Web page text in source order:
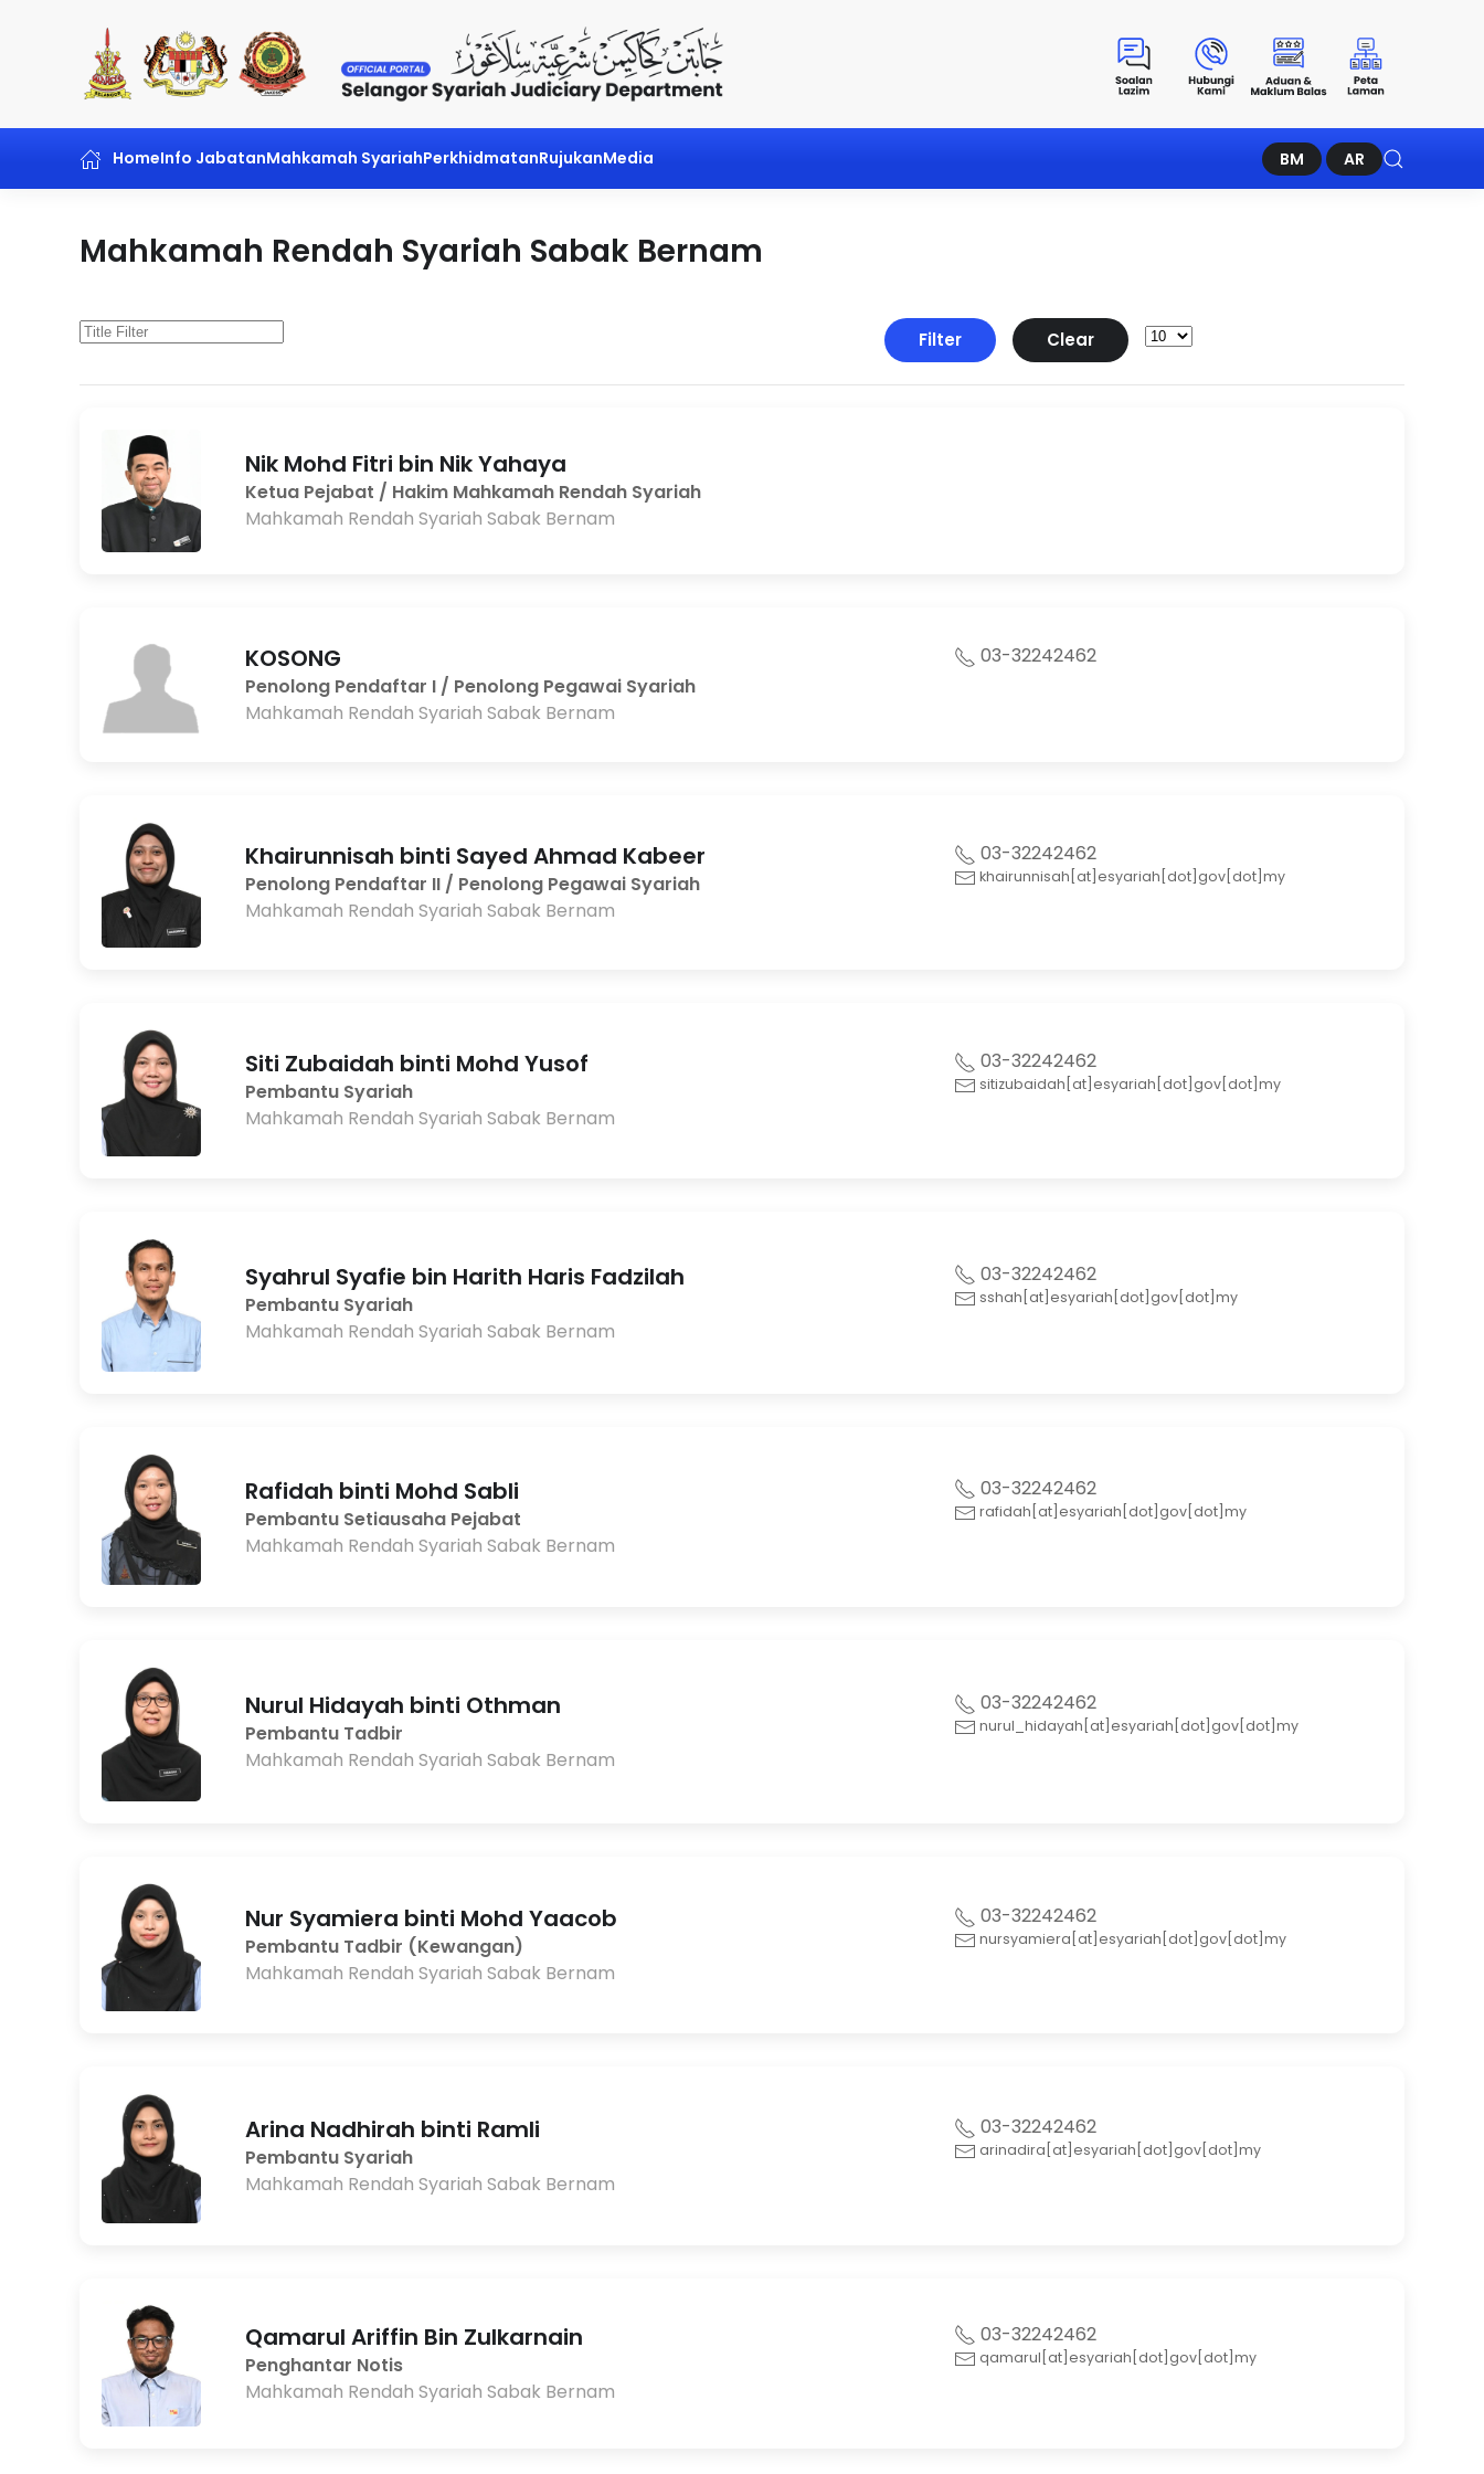
Skip to main content
HomeInfo JabatanMahkamah SyariahPerkhidmatanRujukanMedia BM AR
Mahkamah Rendah Syariah Sabak Bernam
Filter Clear
Nik Mohd Fitri bin Nik Yahaya
Ketua Pejabat / Hakim Mahkamah Rendah Syariah
Mahkamah Rendah Syariah Sabak Bernam
KOSONG
Penolong Pendaftar I / Penolong Pegawai Syariah
Mahkamah Rendah Syariah Sabak Bernam
03-32242462
Khairunnisah binti Sayed Ahmad Kabeer
Penolong Pendaftar II / Penolong Pegawai Syariah
Mahkamah Rendah Syariah Sabak Bernam
03-32242462
khairunnisah[at]esyariah[dot]gov[dot]my
Siti Zubaidah binti Mohd Yusof
Pembantu Syariah
Mahkamah Rendah Syariah Sabak Bernam
03-32242462
sitizubaidah[at]esyariah[dot]gov[dot]my
Syahrul Syafie bin Harith Haris Fadzilah
Pembantu Syariah
Mahkamah Rendah Syariah Sabak Bernam
03-32242462
sshah[at]esyariah[dot]gov[dot]my
Rafidah binti Mohd Sabli
Pembantu Setiausaha Pejabat
Mahkamah Rendah Syariah Sabak Bernam
03-32242462
rafidah[at]esyariah[dot]gov[dot]my
Nurul Hidayah binti Othman
Pembantu Tadbir
Mahkamah Rendah Syariah Sabak Bernam
03-32242462
nurul_hidayah[at]esyariah[dot]gov[dot]my
Nur Syamiera binti Mohd Yaacob
Pembantu Tadbir (Kewangan)
Mahkamah Rendah Syariah Sabak Bernam
03-32242462
nursyamiera[at]esyariah[dot]gov[dot]my
Arina Nadhirah binti Ramli
Pembantu Syariah
Mahkamah Rendah Syariah Sabak Bernam
03-32242462
arinadira[at]esyariah[dot]gov[dot]my
Qamarul Ariffin Bin Zulkarnain
Penghantar Notis
Mahkamah Rendah Syariah Sabak Bernam
03-32242462
qamarul[at]esyariah[dot]gov[dot]my